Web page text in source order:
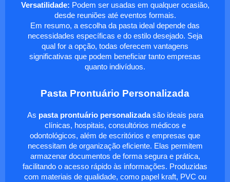
Versatilidade: Podem ser usadas em qualquer ocasião,
desde reuniões até eventos formais.
Em resumo, a escolha da pasta ideal depende das
necessidades específicas e do estilo desejado. Seja
qual for a opção, todas oferecem vantagens
significativas que podem beneficiar tanto empresas
quanto indivíduos.
Pasta Prontuário Personalizada
As pasta prontuário personalizadasão ideais para
clínicas, hospitais, consultórios médicos e
odontológicos, além de escritórios e empresas que
necessitam de organização eficiente. Elas permitem
armazenar documentos de forma segura e prática,
facilitando o acesso rápido às informações. Produzidas
com materiais de qualidade, como papel kraft, PVC ou